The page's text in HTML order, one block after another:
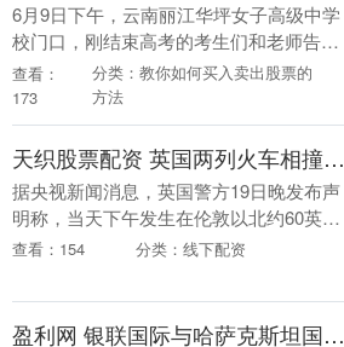
6月9日下午，云南丽江华坪女子高级中学
校门口，刚结束高考的考生们和老师告
别，并分别被家人接走。 离开丽江华坪女
子高中的高三学子 极目新闻记者注意到，
人群中有一位....
查看：
173
分类：教你如何买入卖出股票的
方法
天织股票配资 英国两列火车相撞，已致1人死亡89人受伤，首相斯塔默发文
据央视新闻消息，英国警方19日晚发布声
明称，当天下午发生在伦敦以北约60英里
（约97公里）处的贝德福德地区的两列火
明称，警....
查看：154 分类：线下配资
盈利网 银联国际与哈萨克斯坦国家支付公司达成跨境二维码互联互通合作